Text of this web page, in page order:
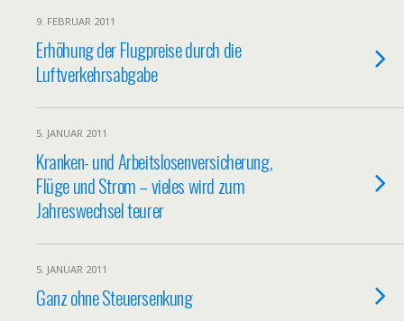
9. FEBRUAR 2011
Erhöhung der Flugpreise durch die
Luftverkehrsabgabe
5. JANUAR 2011
Kranken- und Arbeitslosenversicherung,
Flüge und Strom – vieles wird zum
Jahreswechsel teurer
5. JANUAR 2011
Ganz ohne Steuersenkung